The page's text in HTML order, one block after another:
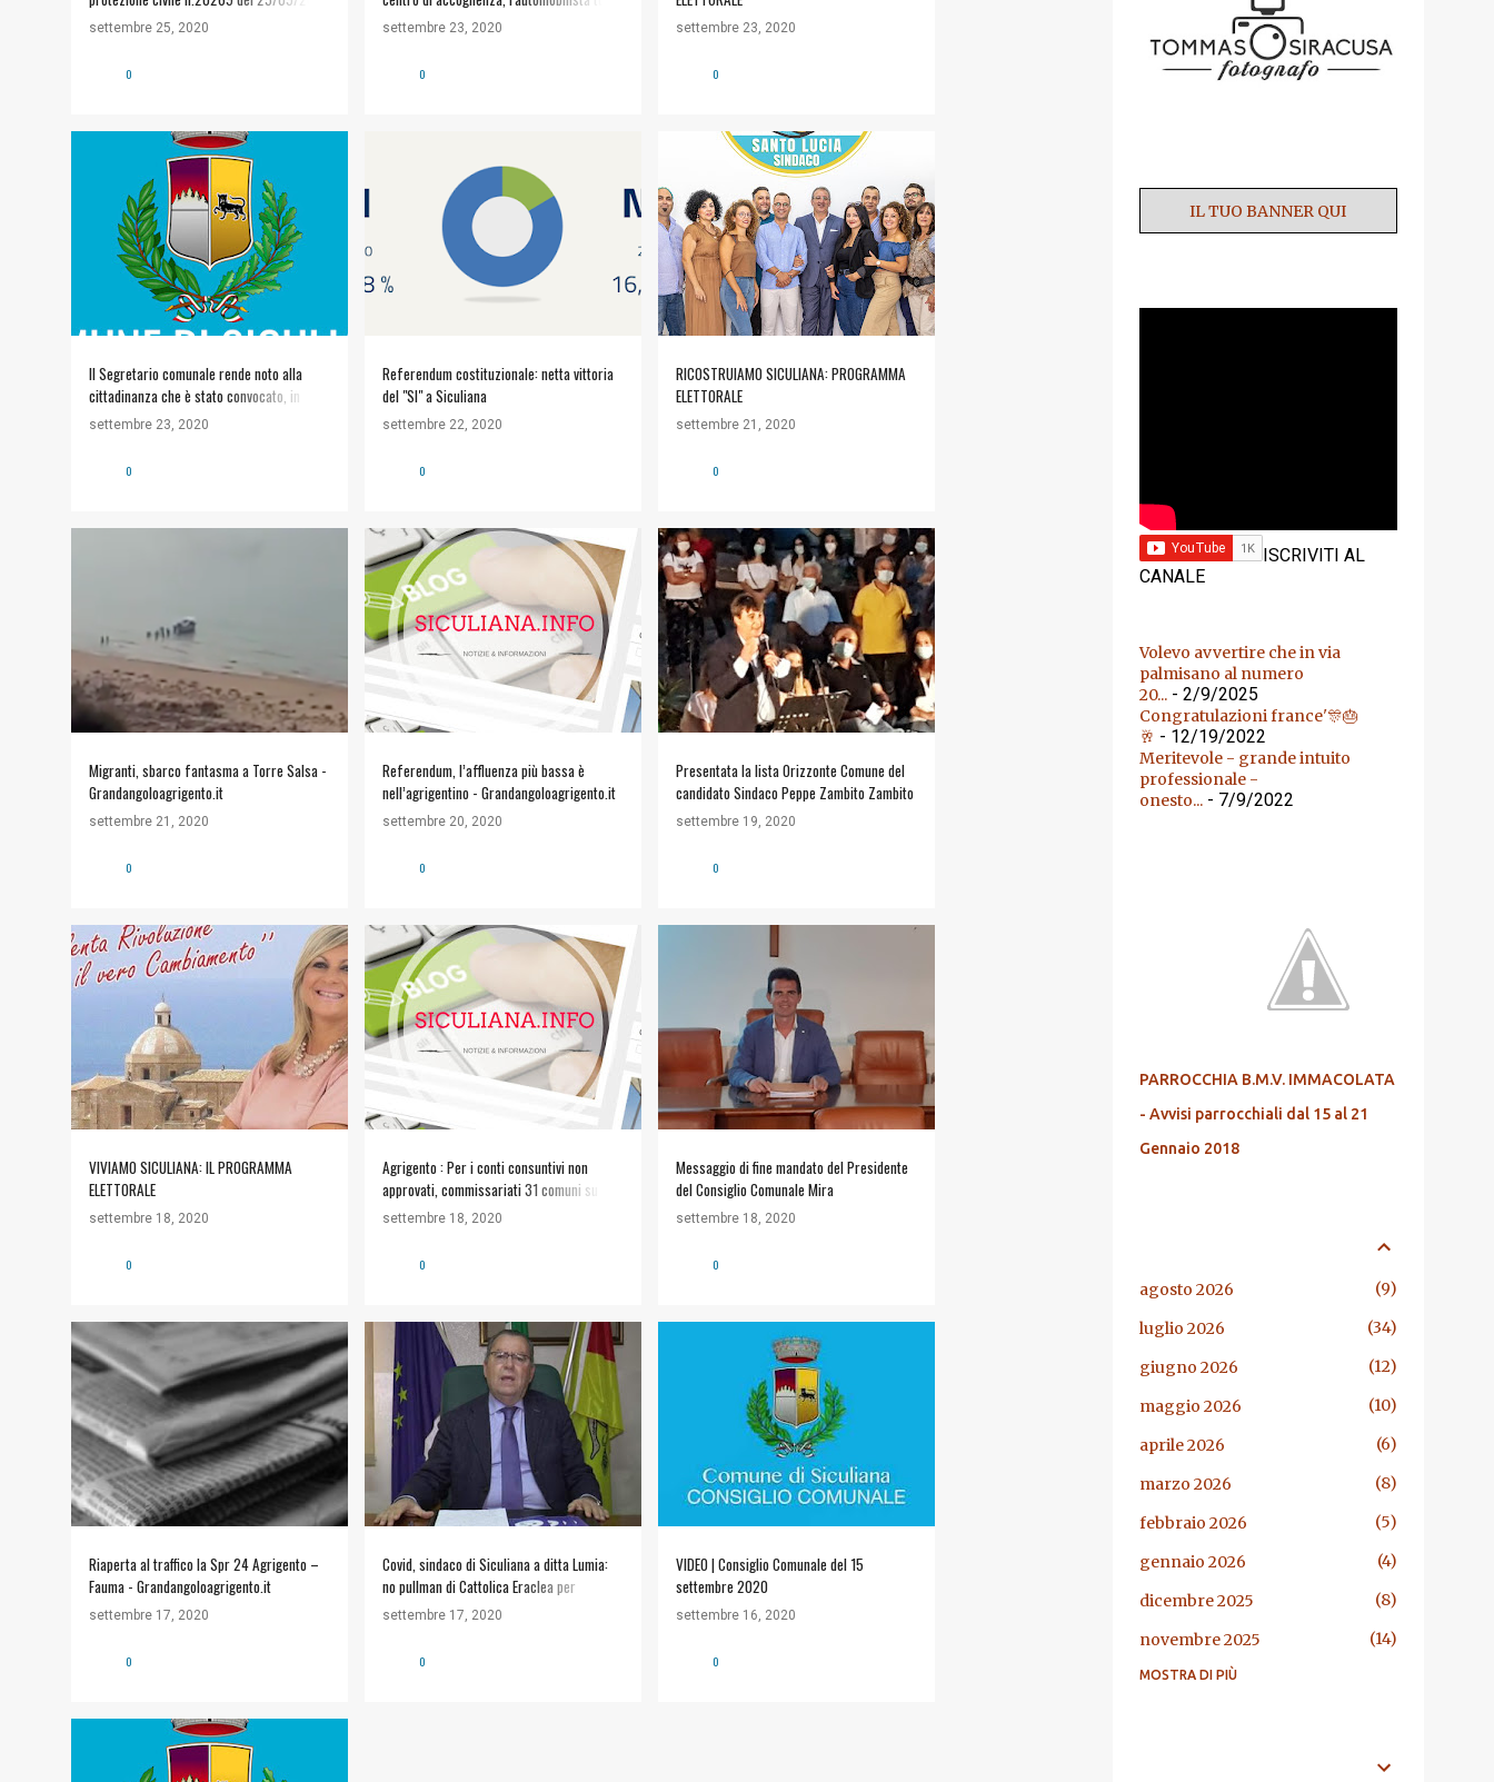
allerta gialla livello "ATTENZIONE"VEDI
20269_AVVISO
settembre 25, 2020
0
libero - Agrigentonotizie.it
settembre 23, 2020
0
settembre 23, 2020
0
Il Segretario comunale rende noto alla
cittadinanza che è stato convocato, in
seduta pubblica ed in sessione urgente, il
settembre alle ore 19.30. Allegati avviso
settembre 23, 2020
#COMUNE DI SICULIANA
INFORMAZIONI UTILI
0
Referendum costituzionale: netta vittoria
del "SI" a Siculiana
settembre 22, 2020
0
RICOSTRUIAMO SICULIANA: PROGRAMMA
ELETTORALE
settembre 21, 2020
0
Migranti, sbarco fantasma a Torre Salsa -
Grandangoloagrigento.it
settembre 21, 2020
0
Referendum, l’affluenza più bassa è
nell’agrigentino - Grandangoloagrigento.it
settembre 20, 2020
#POLITICA
0
Presentata la lista Orizzonte Comune del
candidato Sindaco Peppe Zambito Zambito
settembre 19, 2020
#POLITICA +1
0
VIVIAMO SICULIANA: IL PROGRAMMA
ELETTORALE
settembre 18, 2020
#POLITICA +1
0
Agrigento : Per i conti consuntivi non
approvati, commissariati 31 comuni su 43.
- Ripost.it
settembre 18, 2020
NOTIZIE
0
Messaggio di fine mandato del Presidente
del Consiglio Comunale Mira
settembre 18, 2020
GIANPAOLO MIRA
0
Riaperta al traffico la Spr 24 Agrigento –
Fauma - Grandangoloagrigento.it
settembre 17, 2020
STRADE E VIABILITÀ
0
Covid, sindaco di Siculiana a ditta Lumia:
no pullman di Cattolica Eraclea per
studenti siculianesi - Comunicalo.it
settembre 17, 2020
#COMUNE DI SICULIANA +1
0
VIDEO | Consiglio Comunale del 15
settembre 2020
settembre 16, 2020
#COMUNE DI SICULIANA
0
#COMUNE DI SICULIANA
IL TUO BANNER QUI
ISCRIVITI AL
CANALE
Volevo avvertire che in via
palmisano al numero
20...- 2/9/2025
Congratulazioni france'🎊🎂
🥂 - 12/19/2022
Meritevole - grande intuito
professionale -
onesto...- 7/9/2022
PARROCCHIA B.M.V. IMMACOLATA
- Avvisi parrocchiali dal 15 al 21
Gennaio 2018
agosto 2026
9
luglio 2026
34
giugno 2026
12
maggio 2026
10
aprile 2026
6
marzo 2026
8
febbraio 2026
5
gennaio 2026
4
dicembre 2025
8
novembre 2025
14
ottobre 2025
MOSTRA DI PIÙ